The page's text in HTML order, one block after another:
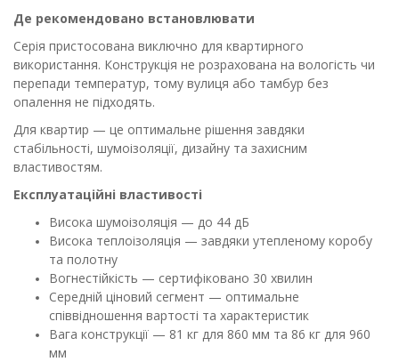
Де рекомендовано встановлювати
Серія пристосована виключно для квартирного
використання. Конструкція не розрахована на вологість чи
перепади температур, тому вулиця або тамбур без
опалення не підходять.
Для квартир — це оптимальне рішення завдяки
стабільності, шумоізоляції, дизайну та захисним
властивостям.
Експлуатаційні властивості
Висока шумоізоляція — до 44 дБ
Висока теплоізоляція — завдяки утепленому коробу
та полотну
Вогнестійкість — сертифіковано 30 хвилин
Середній ціновий сегмент — оптимальне
співвідношення вартості та характеристик
Вага конструкції — 81 кг для 860 мм та 86 кг для 960
мм